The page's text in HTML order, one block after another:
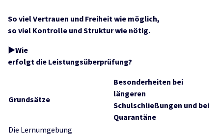
So viel Vertrauen und Freiheit wie möglich,
so viel Kontrolle und Struktur wie nötig.
►Wie
erfolgt die Leistungsüberprüfung?
Grundsätze
Besonderheiten bei
längeren
Schulschließungen und bei
Quarantäne
Die Lernumgebung